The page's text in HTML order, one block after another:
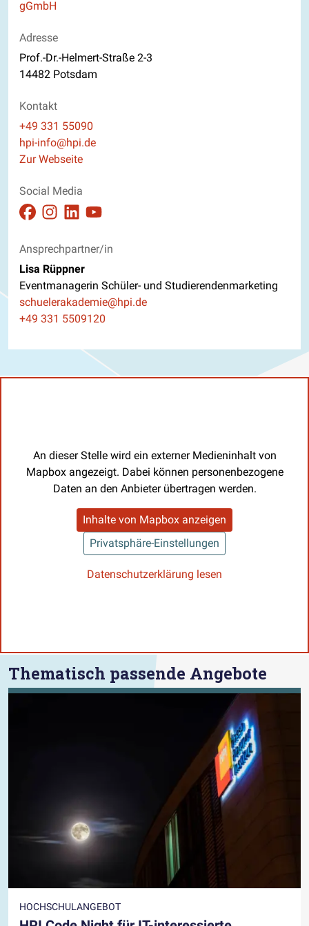
gGmbH
Adresse
Prof.-Dr.-Helmert-Straße 2-3
14482 Potsdam
Kontakt
Telefon
+49 331 55090
E-Mail
hpi-info@hpi.de
Website
Zur Webseite
Social Media
Auftritt auf Facebook ansehen
Auftritt auf Instagram ansehen
Auftritt auf Linkedin ansehen
Auftritt auf Youtube ansehen
Ansprechpartner/in
Lisa Rüppner
Eventmanagerin Schüler- und Studierendenmarketing
E-Mail
schuelerakademie@hpi.de
Telefon
+49 331 5509120
An dieser Stelle wird ein externer Medieninhalt von
Mapbox angezeigt. Dabei können personenbezogene
Daten an den Anbieter übertragen werden.
Inhalte von Mapbox anzeigen
Privatsphäre-Einstellungen
Datenschutzerklärung lesen
Thematisch passende Angebote
HOCHSCHULANGEBOT